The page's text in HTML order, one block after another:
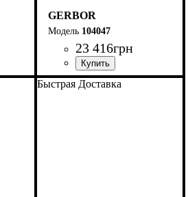
GERBOR
104047
23 416грн
Быстрая Доставка